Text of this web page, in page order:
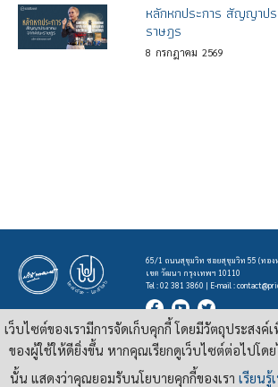
หลักหกประการ สัญญาป
ราษฎร
8 กรกฎาคม 2569
65/1 ถนนสุขุมวิท ซอยสุขุมวิท 55 (ทอง
เขต วัฒนา กรุงเทพฯ 10110
Tel : 02 381 3860 | E-mail :
บทความ รูปภาพ และสื่ออื่นๆ ที่มีสัญลักษณ์ของสถาบันปรีดี พนมยงค์ ใน
เผยแพร่ภายใต้สัญญาอนุญาตครีเอทีฟคอมมอนส์แบบแสดงที่มา-ไม่
เว็บไซต์ของเรามีการจัดเก็บคุกกี้ โดยมีวัตถุประสง
ของผู้ใช้ให้ดียิ่งขึ้น หากคุณเรียกดูเว็บไซต์ต่อไปโด
นั้น แสดงว่าคุณยอมรับนโยบายคุกกี้ของเรา เรียนรู้